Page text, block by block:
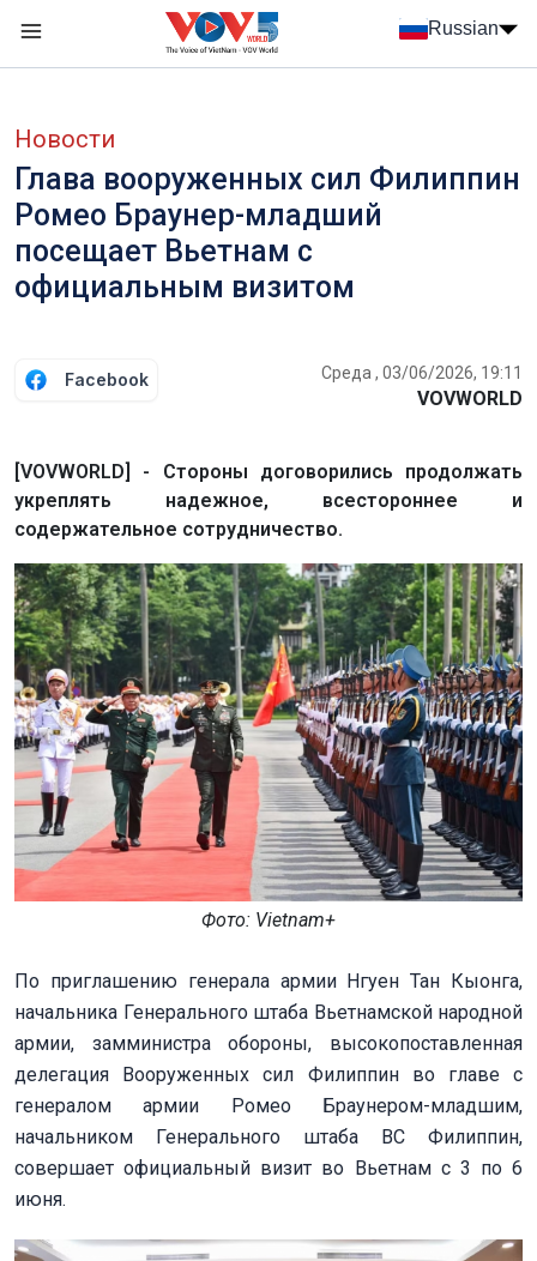
Russian
Новости
Глава вооруженных сил Филиппин
Ромео Браунер-младший
посещает Вьетнам с
официальным визитом
Facebook Среда , 03/06/2026, 19:11
VOVWORLD
[VOVWORLD] - Стороны договорились продолжать
укреплять надежное, всестороннее и
содержательное сотрудничество.
Фото: Vietnam+
По приглашению генерала армии Нгуен Тан Кыонга,
начальника Генерального штаба Вьетнамской народной
армии, замминистра обороны, высокопоставленная
делегация Вооруженных сил Филиппин во главе с
генералом армии Ромео Браунером-младшим,
начальником Генерального штаба ВС Филиппин,
совершает официальный визит во Вьетнам с 3 по 6
июня.